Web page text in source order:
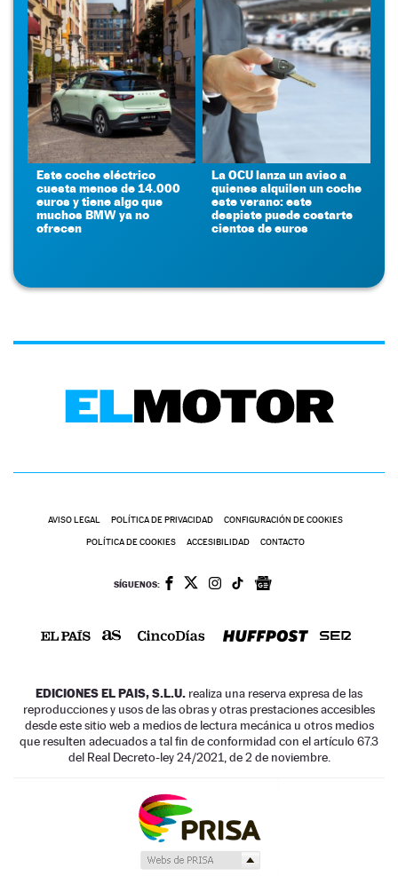
Este coche eléctrico
cuesta menos de 14.000
euros y tiene algo que
muchos BMW ya no
ofrecen
La OCU lanza un aviso a
quienes alquilen un coche
este verano: este
despiste puede costarte
cientos de euros
AVISO LEGAL POLÍTICA DE PRIVACIDAD CONFIGURACIÓN DE COOKIES
POLÍTICA DE COOKIES ACCESIBILIDAD CONTACTO
SÍGUENOS:
EDICIONES EL PAIS, S.L.U. realiza una reserva expresa de las
reproducciones y usos de las obras y otras prestaciones accesibles
desde este sitio web a medios de lectura mecánica u otros medios
que resulten adecuados a tal fin de conformidad con el artículo 67.3
del Real Decreto-ley 24/2021, de 2 de noviembre.